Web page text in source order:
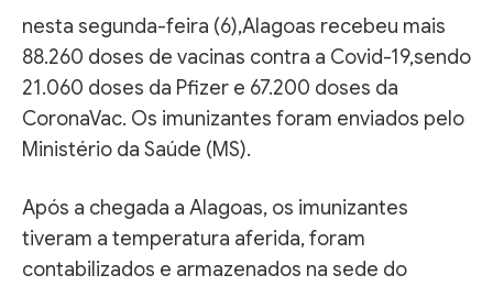
nesta segunda-feira (6),Alagoas recebeu mais
88.260 doses de vacinas contra a Covid-19,sendo
21.060 doses da Pfizer e 67.200 doses da
CoronaVac. Os imunizantes foram enviados pelo
Ministério da Saúde (MS).
Após a chegada a Alagoas, os imunizantes
tiveram a temperatura aferida, foram
contabilizados e armazenados na sede do